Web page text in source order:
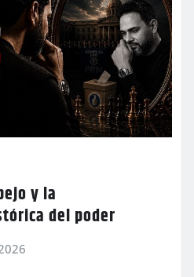
y la
del poder